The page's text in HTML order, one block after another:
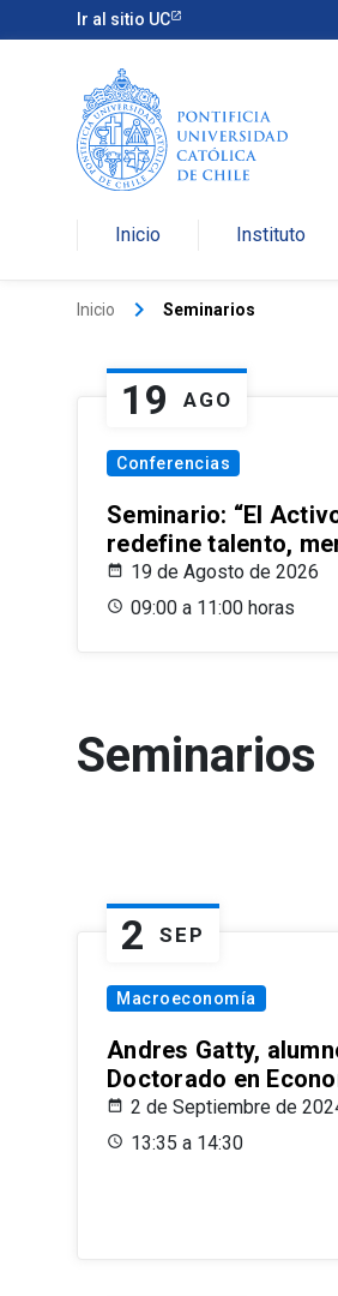
Ir al sitio UC
Inicio Instituto
Inicio keyboard_arrow_right Seminarios
19 AGO
Conferencias
Seminario: “El
redefine talento,
19 de Agosto de 2026
09:00 a 11:00 horas
Seminarios
2 SEP
Macroeconomía
Andres Gatty,
Doctorado en
2 de Septiembre de
13:35 a 14:30